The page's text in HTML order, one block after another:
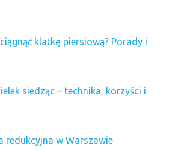
klatkę piersiową? Porady i
siedząc – technika, korzyści i
redukcyjna w Warszawie